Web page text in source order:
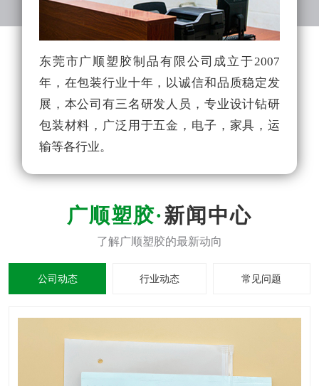
东莞市广顺塑胶制品有限公司成立于2007
年，在包装行业十年，以诚信和品质稳定发
展，本公司有三名研发人员，专业设计钻研
包装材料，广泛用于五金，电子，家具，运
输等各行业。
新闻中心
公司动态 行业动态 常见问题